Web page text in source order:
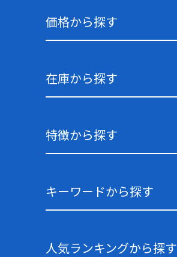
価格から探す
在庫から探す
特徴から探す
キーワードから探す
人気ランキングから探す